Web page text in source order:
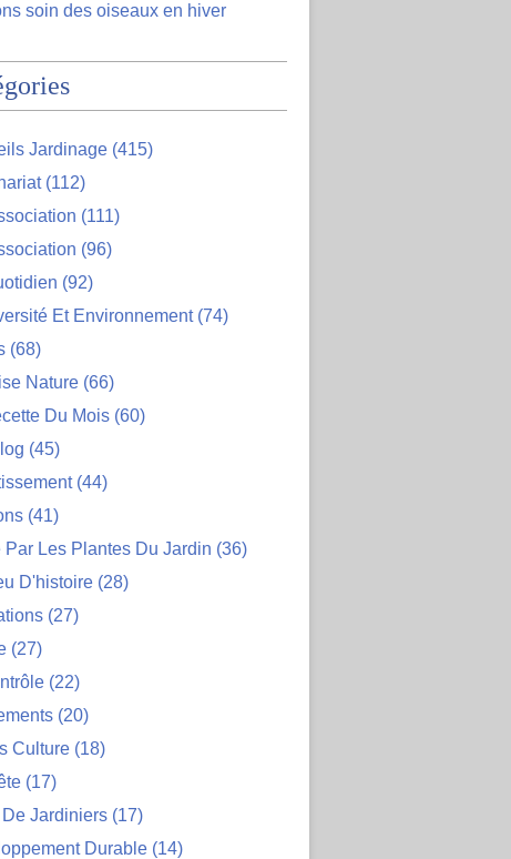
soin des oiseaux en hiver
Jardinage (415)
(112)
(111)
(96)
(92)
Et Environnement(74)
(68)
Nature (66)
Du Mois (60)
(45)
(44)
(41)
Par Les Plantes Du Jardin (36)
D'histoire (28)
(27)
(27)
(22)
(20)
Culture (18)
(17)
Jardiniers (17)
Durable (14)